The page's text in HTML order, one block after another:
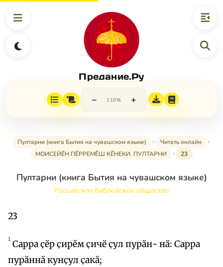
Предание.Ру
− 110% +
Пултарни (книга Бытия на чувашском языке)
Читать онлайн
МОИСЕЙӖН ПӖРРЕМӖШ КӖНЕКИ. ПУЛТАРНИ
23
Пултарни (книга Бытия на чувашском языке)
Российское библейское общество
23
1 Сарра ҫӗр ҫирӗм ҫичӗ ҫул пурӑн- нӑ: Сарра
пурӑннӑ кунҫул ҫакӑ;